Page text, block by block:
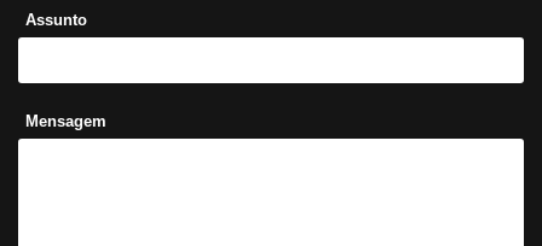
Assunto
Mensagem